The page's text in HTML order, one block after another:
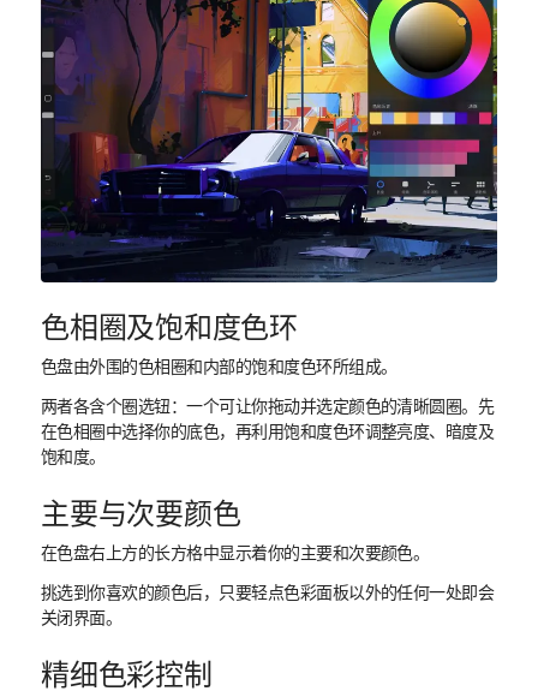
色相圈及饱和度色环
色盘由外围的色相圈和内部的饱和度色环所组成。
两者各含个圈选钮：一个可让你拖动并选定颜色的清晰圆圈。先
在色相圈中选择你的底色，再利用饱和度色环调整亮度、暗度及
饱和度。
主要与次要颜色
在色盘右上方的长方格中显示着你的主要和次要颜色。
挑选到你喜欢的颜色后，只要轻点色彩面板以外的任何一处即会
关闭界面。
精细色彩控制